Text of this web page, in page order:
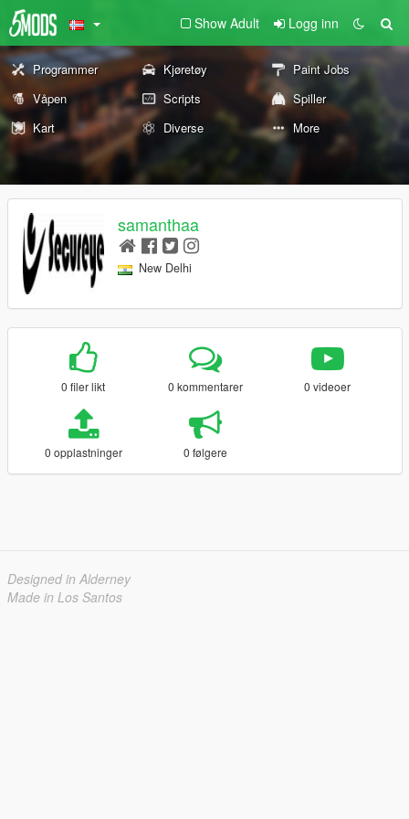
Show Adult Logg inn
Programmer Kjøretøy
Paint Jobs
Våpen
Scripts
Spiller
Kart
Diverse More
samanthaa
New Delhi
0 filer likt 0 kommentarer 0 videoer
0 opplastninger 0 følgere
Designed in Alderney
Made in Los Santos